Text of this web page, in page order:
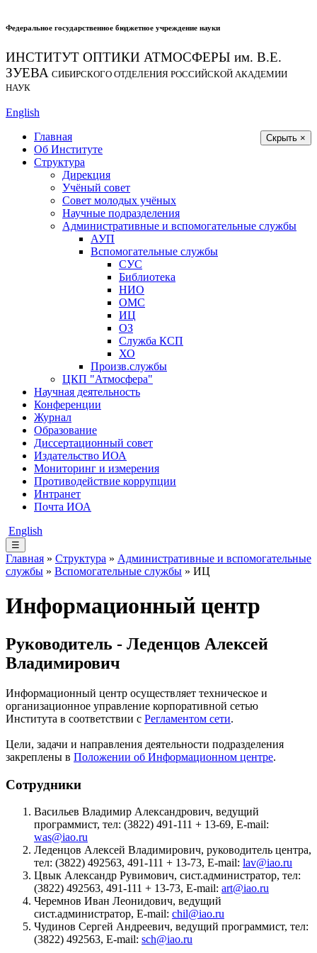
Федеральное государственное бюджетное учреждение науки
ИНСТИТУТ ОПТИКИ АТМОСФЕРЫ им. В.Е.
ЗУЕВА СИБИРСКОГО ОТДЕЛЕНИЯ РОССИЙСКОЙ АКАДЕМИИ
НАУК
English
Скрыть ×
Главная
Об Институте
Структура
Дирекция
Учёный совет
Совет молодых учёных
Научные подразделения
Административные и вспомогательные службы
АУП
Вспомогательные службы
СУС
Библиотека
НИО
ОМС
ИЦ
ОЗ
Служба КСП
ХО
Произв.службы
ЦКП "Атмосфера"
Научная деятельность
Конференции
Журнал
Образование
Диссертационный совет
Издательство ИОА
Мониторинг и измерения
Противодействие коррупции
Интранет
Почта ИОА
English
☰
Главная » Структура » Административные и вспомогательные
службы » Вспомогательные службы » ИЦ
Информационный центр
Руководитель - Леденцов Алексей
Владимирович
Информационный центр осуществляет техническое и
организационное управление корпоративной сетью
Института в соответствии с Регламентом сети.
Цели, задачи и направления деятельности подразделения
закреплены в Положении об Информационном центре.
Сотрудники
Васильев Владимир Александрович, ведущий
программист, тел: (3822) 491-111 + 13-69, E-mail:
was@iao.ru
Леденцов Алексей Владимирович, руководитель центра,
тел: (3822) 492563, 491-111 + 13-73, E-mail: lav@iao.ru
Цвык Александр Рувимович, сист.администратор, тел:
(3822) 492563, 491-111 + 13-73, E-mail: art@iao.ru
Черемнов Иван Леонидович, ведущий
сист.администратор, E-mail: chil@iao.ru
Чудинов Сергей Андреевич, ведущий программист, тел:
(3822) 492563, E-mail: sch@iao.ru